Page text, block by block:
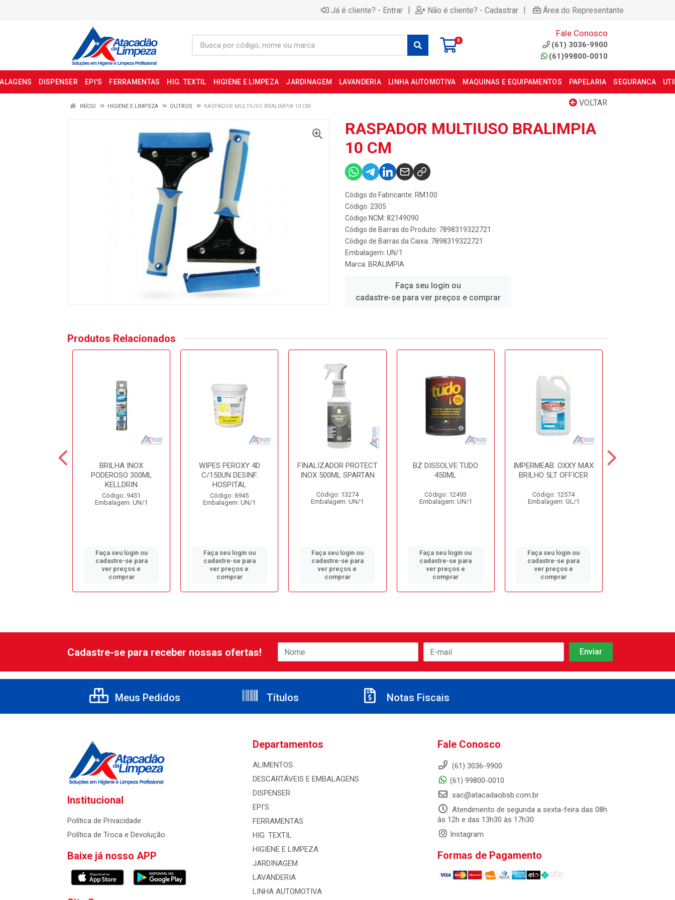
Já é cliente? - Entrar | Não é cliente? - Cadastrar | Área do Representante
0
Fale Conosco
(61) 3036-9900
(61)99800-0010
DISPENSER EPI'S FERRAMENTAS HIG. TEXTIL HIGIENE E LIMPEZA JARDINAGEM LAVANDERIA LINHA AUTOMOTIVA MAQUINAS E EQUIPAMENTOS PAPELARIA SEGURANCA
VOLTAR
INÍCIO HIGIENE E LIMPEZA OUTROS RASPADOR MULTIUSO BRALIMPIA 10 CM
RASPADOR MULTIUSO BRALIMPIA
10 CM
Código do Fabricante: RM100
Código: 2305
Código NCM: 82149090
Código de Barras do Produto: 7898319322721
Código de Barras da Caixa: 7898319322721
Embalagem: UN/1
Marca: BRALIMPIA
Faça seu login ou
cadastre-se para ver preços e comprar
Produtos Relacionados
BRILHA INOX
PODEROSO 300ML
KELLDRIN
Código: 9451
Embalagem: UN/1
Faça seu login ou
cadastre-se para
ver preços e
comprar
WIPES PEROXY 4D
C/150UN DESINF.
HOSPITAL
Código: 6945
Embalagem: UN/1
Faça seu login ou
cadastre-se para
ver preços e
comprar
FINALIZADOR PROTECT
INOX 500ML SPARTAN
Código: 13274
Embalagem: UN/1
Faça seu login ou
cadastre-se para
ver preços e
comprar
BZ DISSOLVE TUDO
450ML
Código: 12493
Embalagem: UN/1
Faça seu login ou
cadastre-se para
ver preços e
comprar
IMPERMEAB. OXXY MAX
BRILHO 5LT OFFICER
Código: 12574
Embalagem: GL/1
Faça seu login ou
cadastre-se para
ver preços e
comprar
Cadastre-se para receber nossas ofertas!
Meus Pedidos Títulos Notas Fiscais
Institucional
Política de Privacidade
Política de Troca e Devolução
Baixe já nosso APP
Departamentos
ALIMENTOS
DESCARTÁVEIS E EMBALAGENS
DISPENSER
EPI'S
FERRAMENTAS
HIG. TEXTIL
HIGIENE E LIMPEZA
JARDINAGEM
LAVANDERIA
LINHA AUTOMOTIVA
Fale Conosco
(61) 3036-9900
(61) 99800-0010
sac@atacadaobsb.com.br
Atendimento de segunda a sexta-feira das 08h
às 12h e das 13h30 às 17h30
Instagram
Formas de Pagamento